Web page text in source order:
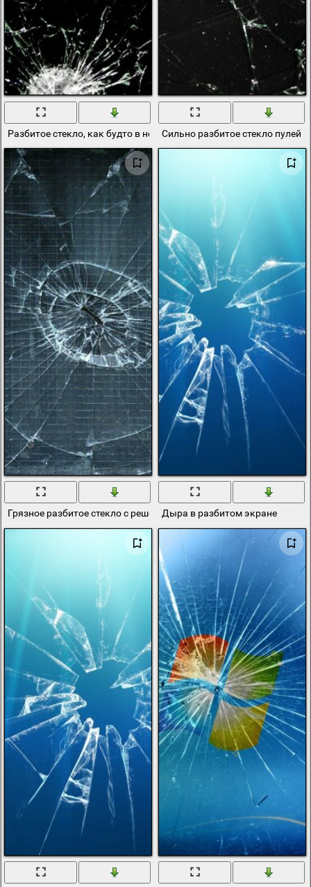
Разбитое стекло, как будто в него выстрелилиСильно разбитое стекло пулей
Грязное разбитое стекло с решёткойДыра в разбитом экране